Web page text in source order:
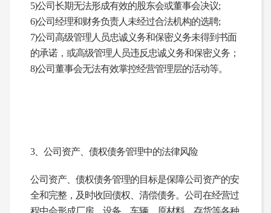
5)公司长期无法形成有效的股东会或董事会决议;
6)公司经理和财务负责人未经过合法机构的选聘;
7)公司高级管理人员忠诚义务和保密义务未得到书面
的承诺，或高级管理人员违反忠诚义务和保密义务；
8)公司董事会无法有效掌控经营管理层的活动等。
3、公司资产、债权债务管理中的法律风险
公司资产、债权债务管理的目标是保障公司资产的安
全和完整，及时收回债权、清偿债务。公司在经营过
程中会形成厂房、设备、车辆、原材料、存货等各种